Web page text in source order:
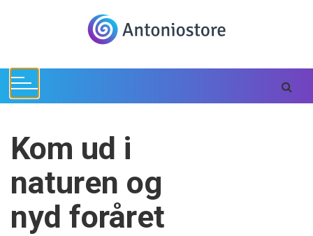
Kom ud i
naturen og
nyd foråret